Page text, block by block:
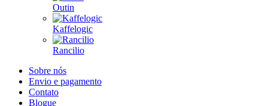
Outin
Kaffelogic
Rancilio
Sobre nós
Envio e pagamento
Contato
Blogue